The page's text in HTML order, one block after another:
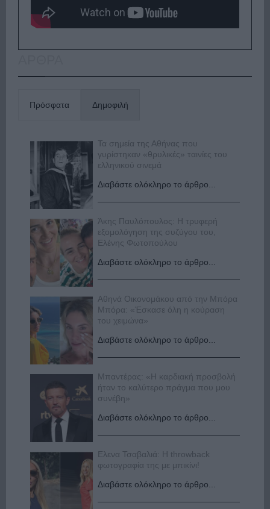
Πρόσφατα Δημοφιλή
Τα σημεία της Αθήνας που
γυρίστηκαν «θρυλικές» ταινίες του
ελληνικού σινεμά
Διαβάστε ολόκληρο το άρθρο...
Άκης Παυλόπουλος: Η τρυφερή
εξομολόγηση της συζύγου του,
Ελένης Φωτοπούλου
Διαβάστε ολόκληρο το άρθρο...
Αθηνά Οικονομάκου από την Μπόρα
Μπόρα: «Έσκασε όλη η κούραση
του χειμώνα»
Διαβάστε ολόκληρο το άρθρο...
Μπαντέρας: «Η καρδιακή προσβολή
ήταν το καλύτερο πράγμα που μου
συνέβη»
Διαβάστε ολόκληρο το άρθρο...
Ελενα Τσαβαλιά: Η throwback
φωτογραφία της με μπικίνι!
Διαβάστε ολόκληρο το άρθρο...